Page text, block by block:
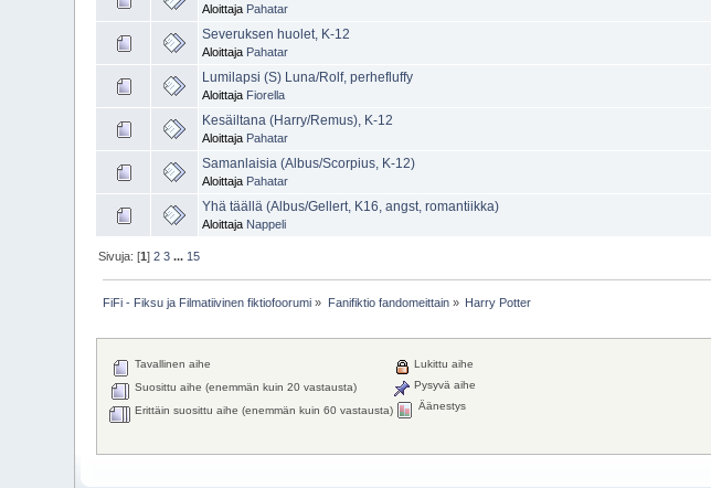
Aloittaja Pahatar
Severuksen huolet, K-12
Aloittaja Pahatar
Lumilapsi (S) Luna/Rolf, perhefluffy
Aloittaja Fiorella
Kesäiltana (Harry/Remus), K-12
Aloittaja Pahatar
Samanlaisia (Albus/Scorpius, K-12)
Aloittaja Pahatar
Yhä täällä (Albus/Gellert, K16, angst, romantiikka)
Aloittaja Nappeli
Sivuja: [1]2 3 ... 15
FiFi - Fiksu ja Filmatiivinen fiktiofoorumi » Fanifiktio fandomeittain» Harry Potter
Tavallinen aihe
Suosittu aihe (enemmän kuin 20 vastausta)
Erittäin suosittu aihe (enemmän kuin 60 vastausta)
Lukittu aihe
Pysyvä aihe
Äänestys